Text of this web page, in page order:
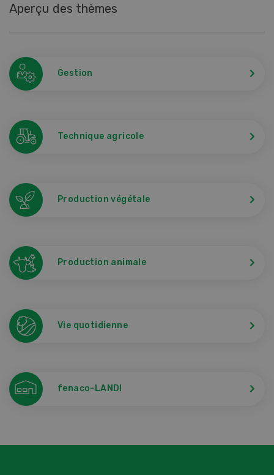
Aperçu des thèmes
Gestion
Technique agricole
Production végétale
Production animale
Vie quotidienne
fenaco-LANDI